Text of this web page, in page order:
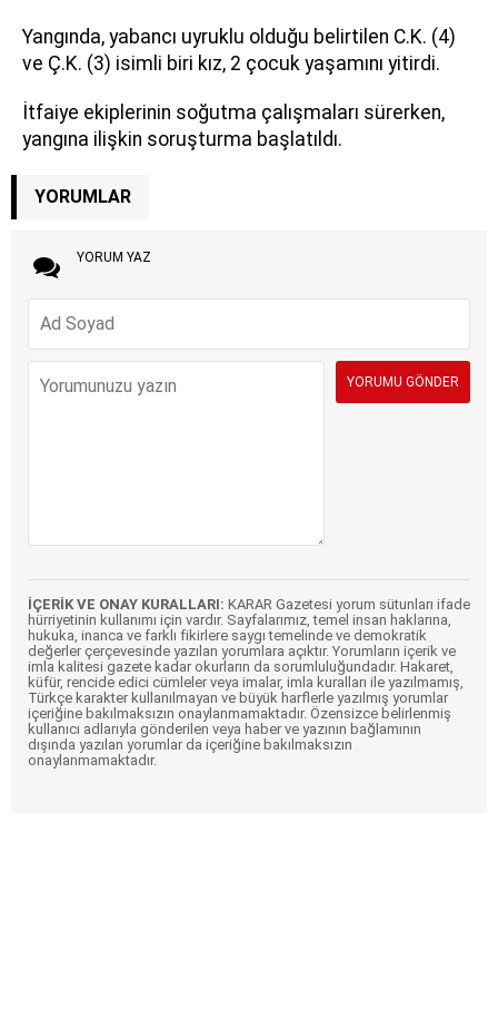
Yangında, yabancı uyruklu olduğu belirtilen C.K. (4)
ve Ç.K. (3) isimli biri kız, 2 çocuk yaşamını yitirdi.
İtfaiye ekiplerinin soğutma çalışmaları sürerken,
yangına ilişkin soruşturma başlatıldı.
YORUMLAR
YORUM YAZ
İÇERİK VE ONAY KURALLARI: KARAR Gazetesi yorum sütunları ifade
hürriyetinin kullanımı için vardır. Sayfalarımız, temel insan haklarına,
hukuka, inanca ve farklı fikirlere saygı temelinde ve demokratik
değerler çerçevesinde yazılan yorumlara açıktır. Yorumların içerik ve
imla kalitesi gazete kadar okurların da sorumluluğundadır. Hakaret,
küfür, rencide edici cümleler veya imalar, imla kuralları ile yazılmamış,
Türkçe karakter kullanılmayan ve büyük harflerle yazılmış yorumlar
içeriğine bakılmaksızın onaylanmamaktadır. Özensizce belirlenmiş
kullanıcı adlarıyla gönderilen veya haber ve yazının bağlamının
dışında yazılan yorumlar da içeriğine bakılmaksızın
onaylanmamaktadır.